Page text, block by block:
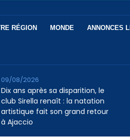
RÉGION MONDE ANNONCES
Dix ans après sa disparition, le
club Sirella renaît : la natation
artistique fait son grand retour
à Ajaccio
09/08/2026